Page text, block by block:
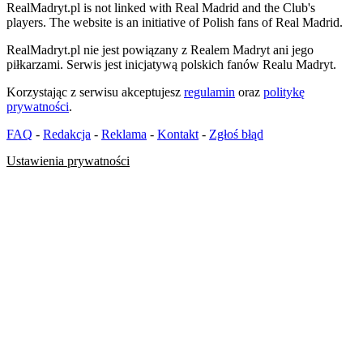
RealMadryt.pl is not linked with Real Madrid and the Club's
players. The website is an initiative of Polish fans of Real Madrid.
RealMadryt.pl nie jest powiązany z Realem Madryt ani jego
piłkarzami. Serwis jest inicjatywą polskich fanów Realu Madryt.
Korzystając z serwisu akceptujesz regulamin oraz politykę
prywatności.
FAQ - Redakcja - Reklama - Kontakt - Zgłoś błąd
Ustawienia prywatności